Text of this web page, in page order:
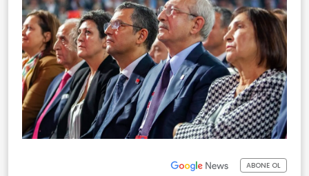
ABONE OL